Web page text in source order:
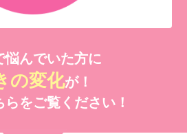
悩んでいた方に
の変化が！
らをご覧ください！